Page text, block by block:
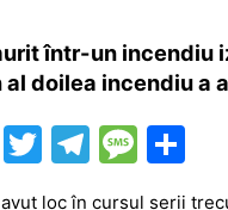
într-un
al doilea incendiu a
M T
T
M
loc în cursul serii